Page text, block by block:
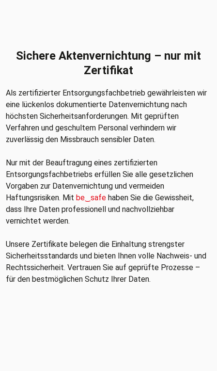
Sichere Aktenvernichtung – nur mit
Zertifikat
Als zertifizierter Entsorgungsfachbetrieb gewährleisten wir
eine lückenlos dokumentierte Datenvernichtung nach
höchsten Sicherheitsanforderungen. Mit geprüften
Verfahren und geschultem Personal verhindern wir
zuverlässig den Missbrauch sensibler Daten.
Nur mit der Beauftragung eines zertifizierten
Entsorgungsfachbetriebs erfüllen Sie alle gesetzlichen
Vorgaben zur Datenvernichtung und vermeiden
Haftungsrisiken. Mit be‿safe haben Sie die Gewissheit,
dass Ihre Daten professionell und nachvollziehbar
vernichtet werden.
Unsere Zertifikate belegen die Einhaltung strengster
Sicherheitsstandards und bieten Ihnen volle Nachweis- und
Rechtssicherheit. Vertrauen Sie auf geprüfte Prozesse –
für den bestmöglichen Schutz Ihrer Daten.